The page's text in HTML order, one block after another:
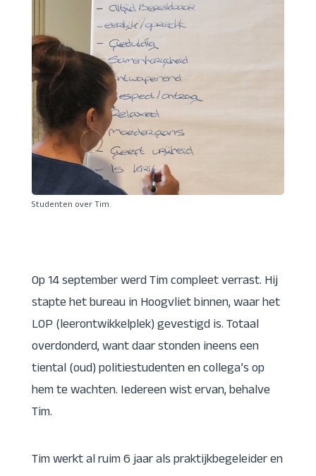
Studenten over Tim.
Op 14 september werd Tim compleet verrast. Hij
stapte het bureau in Hoogvliet binnen, waar het
LOP (leerontwikkelplek) gevestigd is. Totaal
overdonderd, want daar stonden ineens een
tiental (oud) politiestudenten en collega’s op
hem te wachten. Iedereen wist ervan, behalve
Tim.
Tim werkt al ruim 6 jaar als praktijkbegeleider en